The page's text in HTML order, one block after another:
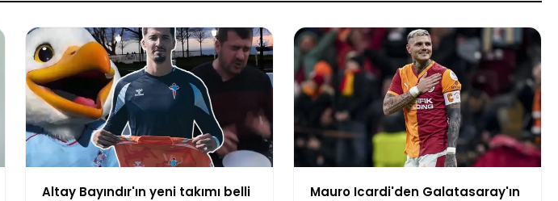
Altay Bayındır'ın yeni takımı belli
Mauro Icardi'den Galatasaray'ın